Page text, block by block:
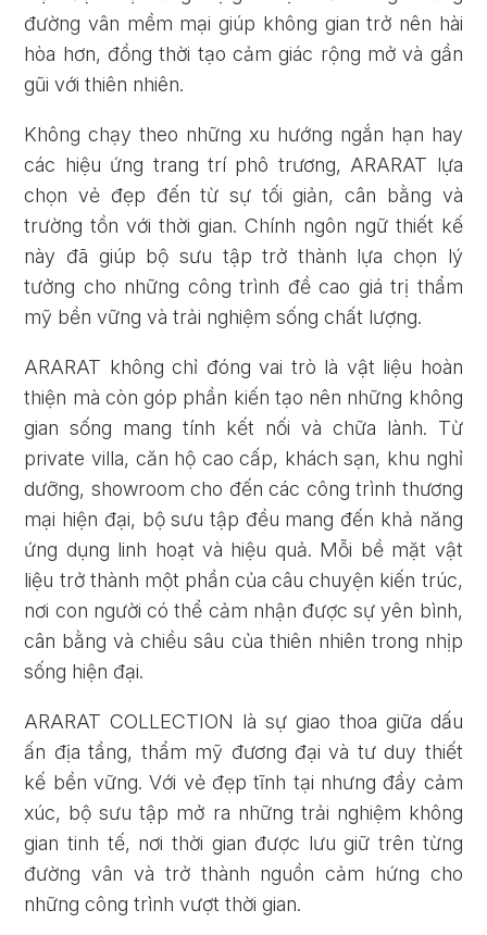
đường vân mềm mại giúp không gian trở nên hài
hòa hơn, đồng thời tạo cảm giác rộng mở và gần
gũi với thiên nhiên.
Không chạy theo những xu hướng ngắn hạn hay
các hiệu ứng trang trí phô trương, ARARAT lựa
chọn vẻ đẹp đến từ sự tối giản, cân bằng và
trường tồn với thời gian. Chính ngôn ngữ thiết kế
này đã giúp bộ sưu tập trở thành lựa chọn lý
tưởng cho những công trình đề cao giá trị thẩm
mỹ bền vững và trải nghiệm sống chất lượng.
ARARAT không chỉ đóng vai trò là vật liệu hoàn
thiện mà còn góp phần kiến tạo nên những không
gian sống mang tính kết nối và chữa lành. Từ
private villa, căn hộ cao cấp, khách sạn, khu nghỉ
dưỡng, showroom cho đến các công trình thương
mại hiện đại, bộ sưu tập đều mang đến khả năng
ứng dụng linh hoạt và hiệu quả. Mỗi bề mặt vật
liệu trở thành một phần của câu chuyện kiến trúc,
nơi con người có thể cảm nhận được sự yên bình,
cân bằng và chiều sâu của thiên nhiên trong nhịp
sống hiện đại.
ARARAT COLLECTION là sự giao thoa giữa dấu
ấn địa tầng, thẩm mỹ đương đại và tư duy thiết
kế bền vững. Với vẻ đẹp tĩnh tại nhưng đầy cảm
xúc, bộ sưu tập mở ra những trải nghiệm không
gian tinh tế, nơi thời gian được lưu giữ trên từng
đường vân và trở thành nguồn cảm hứng cho
những công trình vượt thời gian.
Quên mật khẩu?
ĐĂNG KÝ ĐĂNG NHẬP